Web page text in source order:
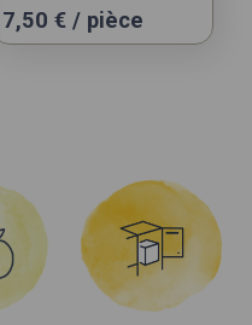
7,50 € / pièce